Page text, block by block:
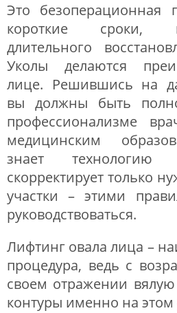
Это безоперационная
короткие сроки,
длительного
Уколы делаются
лице. Решившись на
вы должны быть
профессионализме
медицинским
знает
скорректирует только
участки – этими
руководствоваться.
Лифтинг овала лица –
процедура, ведь с
своем отражении
контуры именно на этом